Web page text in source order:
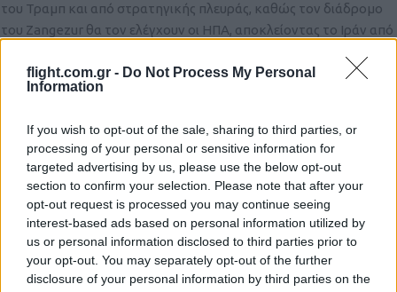
flight.com.gr - Do Not Process My Personal
Information
If you wish to opt-out of the sale, sharing to third parties, or
processing of your personal or sensitive information for
targeted advertising by us, please use the below opt-out
section to confirm your selection. Please note that after your
opt-out request is processed you may continue seeing
interest-based ads based on personal information utilized by
us or personal information disclosed to third parties prior to
your opt-out. You may separately opt-out of the further
disclosure of your personal information by third parties on the
του Τραμπ και από στρατηγικής πλευράς, καθώς τον διάδρομο
του Zangezur θα τον ελέγχουν οι ΗΠΑ, αποκλείοντας το Ιράν από
βάρος της Ρωσίας, αλλά και της Κίνας, που ήθελε έναν από τους
δρόμους του μεταξιού να περάσει από εκεί.
1 Reply